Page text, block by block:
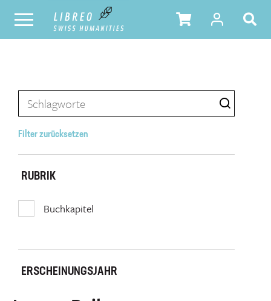
Filter zurücksetzen
RUBRIK
Buchkapitel
ERSCHEINUNGSJAHR